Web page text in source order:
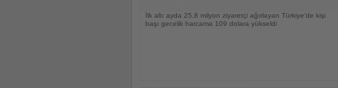
İlk altı ayda 25,8 milyon ziyaretçi ağırlayan Türkiye’de kişi
başı gecelik harcama 109 dolara yükseldi